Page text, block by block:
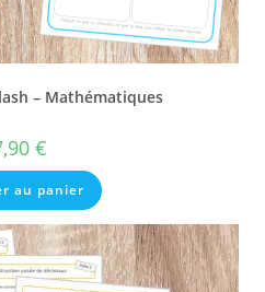
– Mathématiques
€
au panier